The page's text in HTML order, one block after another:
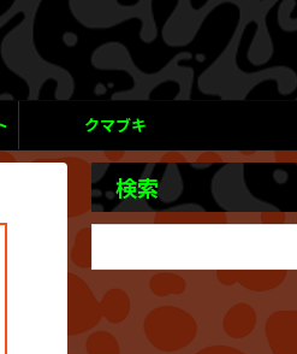
クマブキ
検索